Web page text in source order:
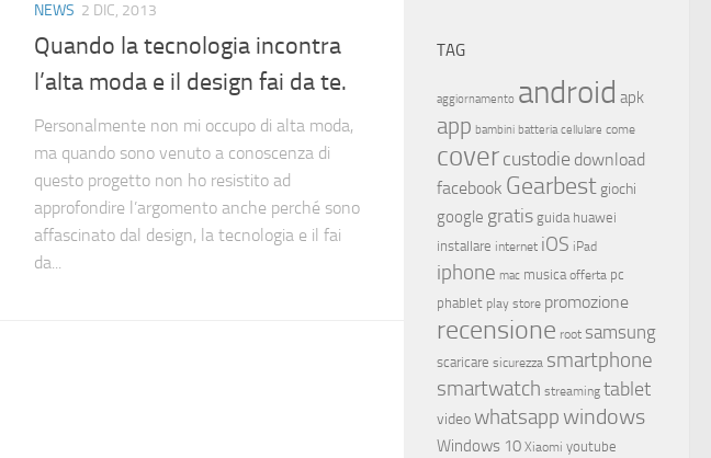
NEWS 2 DIC, 2013
Quando la tecnologia incontra
l’alta moda e il design fai da te.
Personalmente non mi occupo di alta moda,
ma quando sono venuto a conoscenza di
questo progetto non ho resistito ad
approfondire l’argomento anche perché sono
affascinato dal design, la tecnologia e il fai
da...
TAG
aggiornamento android apk
app bambini batteria cellulare come
covercustodie download
facebook Gearbest giochi
google gratis guida huawei
installare internet iOS iPad
iphone mac musica offerta pc
phablet play store promozione
recensione root samsung
scaricare sicurezza smartphone
smartwatch streaming tablet
videowhatsappwindows
Windows 10 Xiaomi youtube